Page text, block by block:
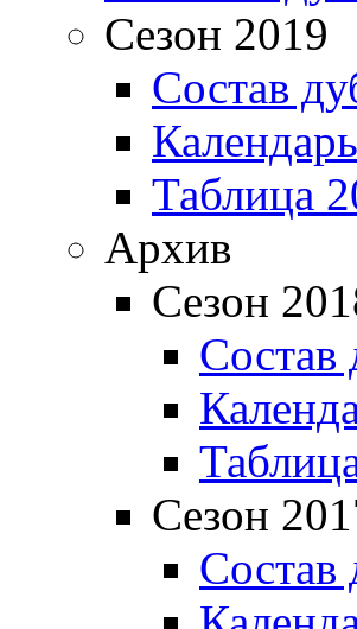
Сезон 2019
Состав
Таблица
Архив
Сезон
Состав
Сезон
Состав